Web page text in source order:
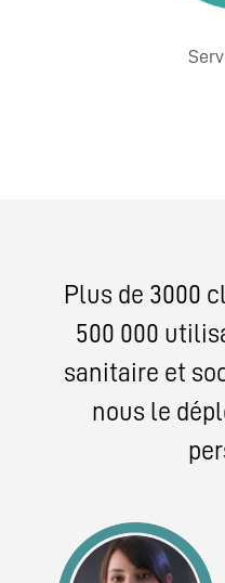
Plus de 3000
500 000
sanitaire et
nous le